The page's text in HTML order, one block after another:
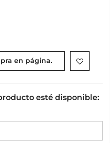
en página.
esté disponible: